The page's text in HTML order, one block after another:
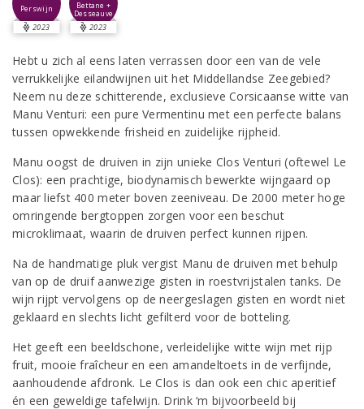
Perswijn
2023
Bettane +
Desseauve
2023
Hebt u zich al eens laten verrassen door een van de vele
verrukkelijke eilandwijnen uit het Middellandse Zeegebied?
Neem nu deze schitterende, exclusieve Corsicaanse witte van
Manu Venturi: een pure Vermentinu met een perfecte balans
tussen opwekkende frisheid en zuidelijke rijpheid.
Manu oogst de druiven in zijn unieke Clos Venturi (oftewel Le
Clos): een prachtige, biodynamisch bewerkte wijngaard op
maar liefst 400 meter boven zeeniveau. De 2000 meter hoge
omringende bergtoppen zorgen voor een beschut
microklimaat, waarin de druiven perfect kunnen rijpen.
Na de handmatige pluk vergist Manu de druiven met behulp
van op de druif aanwezige gisten in roestvrijstalen tanks. De
wijn rijpt vervolgens op de neergeslagen gisten en wordt niet
geklaard en slechts licht gefilterd voor de botteling.
Het geeft een beeldschone, verleidelijke witte wijn met rijp
fruit, mooie fraîcheur en een amandeltoets in de verfijnde,
aanhoudende afdronk. Le Clos is dan ook een chic aperitief
én een geweldige tafelwijn. Drink ‘m bijvoorbeeld bij